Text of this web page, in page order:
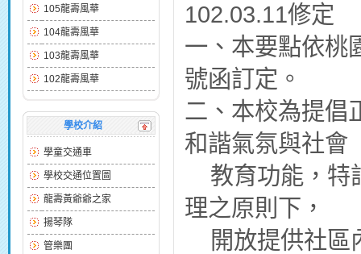
105龍壽風華
104龍壽風華
103龍壽風華
102龍壽風華
學校介紹
學童交通車
學校交通位置圖
龍壽黃爺爺之家
揚琴隊
管樂團
102.03.11修定
一、本要點依桃
號函訂定。
二、本校為提倡
和諧氣氛與社會
教育功能，特
理之原則下，
開放提供社區